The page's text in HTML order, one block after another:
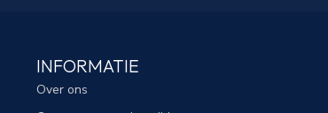
INFORMATIE
Over ons